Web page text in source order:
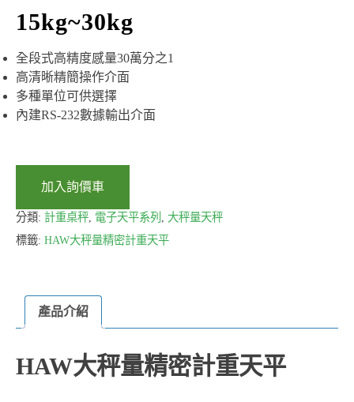
15kg~30kg
全段式高精度感量30萬分之1
高清晰精簡操作介面
多種單位可供選擇
內建RS-232數據輸出介面
加入詢價車
分類: 計重桌秤 電子天平系列
大秤量天秤
標籤: HAW大秤量精密計重天平
產品介紹
HAW大秤量精密計重天平